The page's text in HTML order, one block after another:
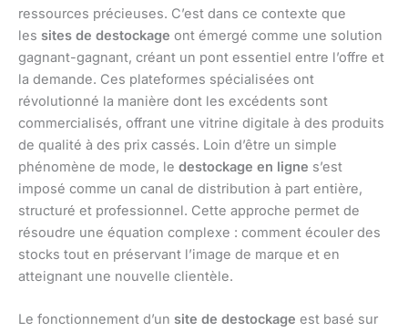
ressources précieuses. C’est dans ce contexte que
les sites de destockage ont émergé comme une solution
gagnant-gagnant, créant un pont essentiel entre l’offre et
la demande. Ces plateformes spécialisées ont
révolutionné la manière dont les excédents sont
commercialisés, offrant une vitrine digitale à des produits
de qualité à des prix cassés. Loin d’être un simple
phénomène de mode, le destockage en ligne s’est
imposé comme un canal de distribution à part entière,
structuré et professionnel. Cette approche permet de
résoudre une équation complexe : comment écouler des
stocks tout en préservant l’image de marque et en
atteignant une nouvelle clientèle.
Le fonctionnement d’un site de destockage est basé sur